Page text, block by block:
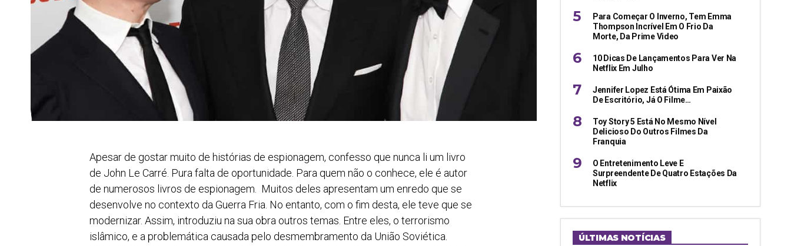
Apesar de gostar muito de histórias de espionagem, confesso que nunca li um livro
de John Le Carré. Pura falta de oportunidade. Para quem não o conhece, ele é autor
de numerosos livros de espionagem. Muitos deles apresentam um enredo que se
desenvolve no contexto da Guerra Fria. No entanto, com o fim desta, ele teve que se
modernizar. Assim, introduziu na sua obra outros temas. Entre eles, o terrorismo
islâmico, e a problemática causada pelo desmembramento da União Soviética.
Para Começar O Inverno, Tem Emma
Thompson Incrível Em O Frio Da
Morte, Da Prime Video
10 Dicas De Lançamentos Para Ver Na
Netflix Em Julho
Jennifer Lopez Está Ótima Em Paixão
De Escritório, Já O Filme…
Toy Story 5 Está No Mesmo Nível
Delicioso Do Outros Filmes Da
Franquia
O Entretenimento Leve E
Surpreendente De Quatro Estações Da
Netflix
ÚLTIMAS NOTÍCIAS